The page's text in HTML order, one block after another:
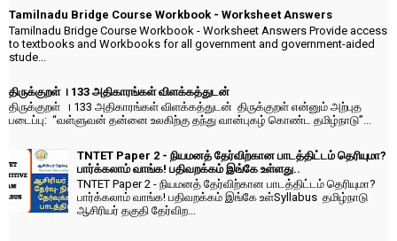
Tamilnadu Bridge Course Workbook - Worksheet Answers
Tamilnadu Bridge Course Workbook - Worksheet Answers Provide access
to textbooks and Workbooks for all government and government-aided
stude...
திருக்குறள் । 133 அதிகாரங்கள் விளக்கத்துடன்
திருக்குறள் । 133 அதிகாரங்கள் விளக்கத்துடன் திருக்குறள் என்னும் அற்புத
படைப்பு: “வள்ளுவன் தன்னை உலகிற்கு தந்து வான்புகழ் கொண்ட தமிழ்நாடு”...
TNTET Paper 2 - நியமனத் தேர்விற்கான பாடத்திட்டம் தெரியுமா?
பார்க்கலாம் வாங்க! பதிவறக்கம் இங்கே உள்ளது..
TNTET Paper 2 - நியமனத் தேர்விற்கான பாடத்திட்டம் தெரியுமா?
பார்க்கலாம் வாங்க! பதிவறக்கம் இங்கே உள்Syllabus தமிழ்நாடு
ஆசிரியர் தகுதி தேர்விற...